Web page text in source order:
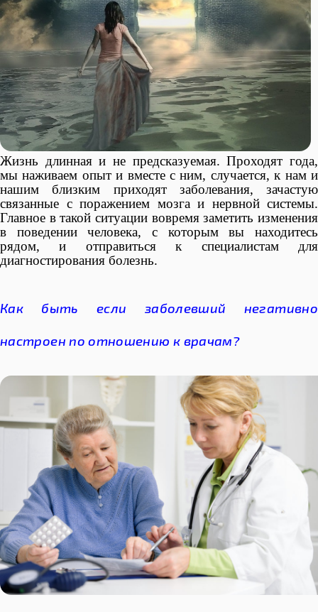
Жизнь длинная и не предсказуемая. Проходят года,
мы наживаем опыт и вместе с ним, случается, к нам и
нашим близким приходят заболевания, зачастую
связанные с поражением мозга и нервной системы.
Главное в такой ситуации вовремя заметить изменения
в поведении человека, с которым вы находитесь
рядом, и отправиться к специалистам для
диагностирования болезнь.
Как быть если заболевший негативно
настроен по отношению к врачам?